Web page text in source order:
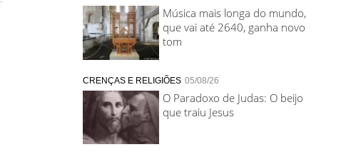
Música mais longa do mundo,
que vai até 2640, ganha novo
tom
CRENÇAS E RELIGIÕES 05/08/26
O Paradoxo de Judas: O beijo
que traiu Jesus